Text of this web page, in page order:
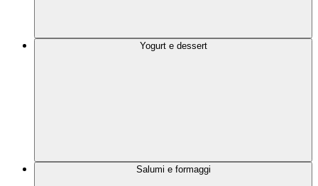
Yogurt e dessert
Salumi e formaggi